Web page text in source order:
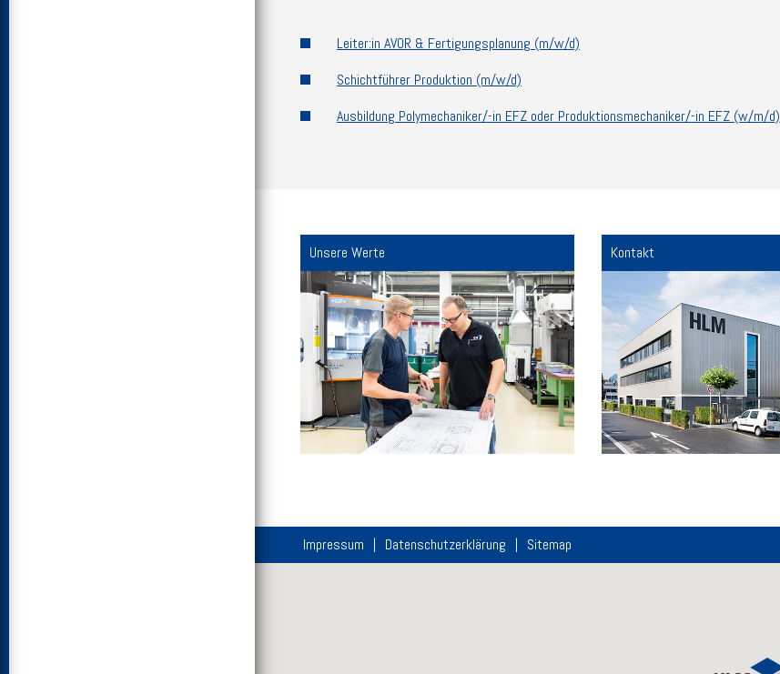
Leiter:in AVOR & Fertigungsplanung (m/w/d)
Schichtführer Produktion (m/w/d)
Ausbildung Polymechaniker/-in EFZ oder Produktionsmechaniker/-in EFZ (w/m/d)
Unsere Werte Kontakt
Impressum Datenschutzerklärung Sitemap